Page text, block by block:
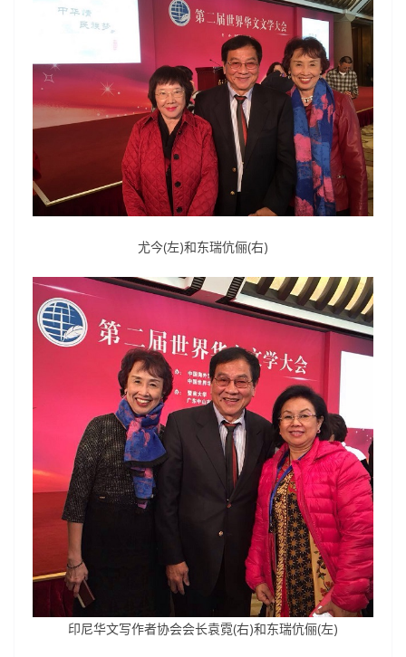
尤今(左)和东瑞伉俪(右)
印尼华文写作者协会会长袁霓(右)和东瑞伉俪(左)